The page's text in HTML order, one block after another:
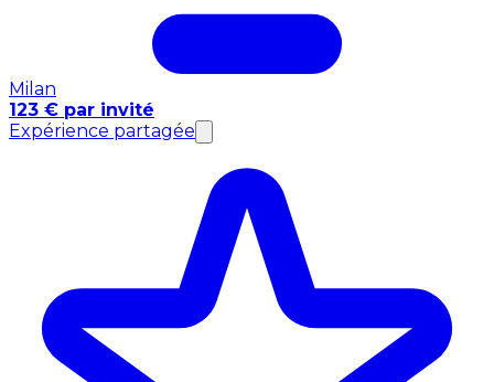
Milan
123 € par invité
Expérience partagée